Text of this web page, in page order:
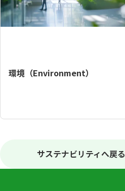
環境（Environment）
サステナビリティへ戻る